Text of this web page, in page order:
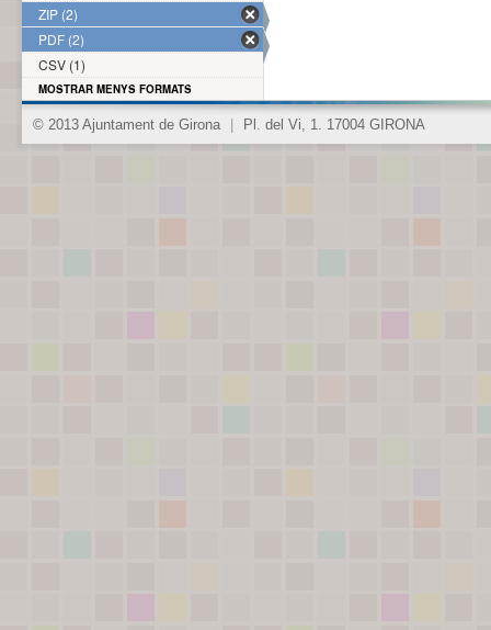
ZIP (2)
PDF (2)
CSV (1)
MOSTRAR MENYS FORMATS
© 2013 Ajuntament de Girona Pl. del Vi, 1. 17004 GIRONA